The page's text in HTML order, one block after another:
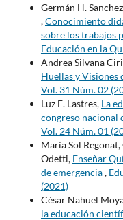
Germán H.
,Conocimiento
sobre los trabajos
Educación en la
Andrea Silvana
Huellas y Visiones
Vol. 31 Núm. 02
Luz E. Lastres, La
congreso nacional
Vol. 24 Núm. 01
María Sol
Odetti, Enseñar
de emergencia,
(2021)
César Nahuel
la educación